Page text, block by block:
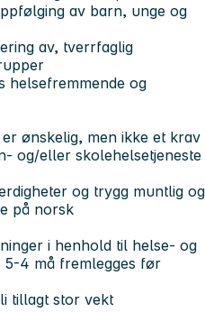
av barn, unge og
av, tverrfaglig
helsefremmende og
ønskelig, men ikke et krav
og/eller skolehelsetjeneste
og trygg muntlig og
på norsk
i henhold til helse- og
5-4 må fremlegges før
tillagt stor vekt